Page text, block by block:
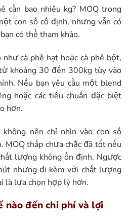
cần bao nhiêu kg? MOQ trong
con số cố định, nhưng vẫn có
có thể tham khảo.
cà phê hạt hoặc cà phê bột,
khoảng 30 đến 300kg tùy vào
Nếu bạn yêu cầu một blend
hoặc các tiêu chuẩn đặc biệt
hơn.
nên chỉ nhìn vào con số
MOQ thấp chưa chắc đã tốt nếu
lượng không ổn định. Ngược
nhưng đi kèm với chất lượng
là lựa chọn hợp lý hơn.
nào đến chi phí và lợi